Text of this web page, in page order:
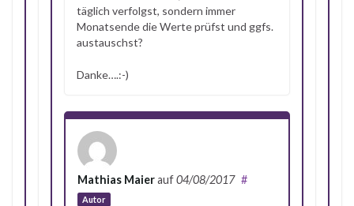
täglich verfolgst, sondern immer
Monatsende die Werte prüfst und ggfs.
austauschst?
Danke….:-)
Mathias Maierauf04/08/2017
Autor
#